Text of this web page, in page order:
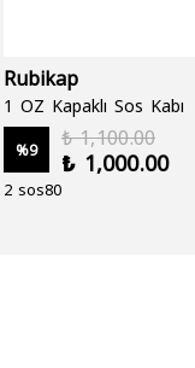
Rubikap
1 OZ Kapaklı Sos Kabı
%9
₺ 1,100.00
₺ 1,000.00
2 sos80